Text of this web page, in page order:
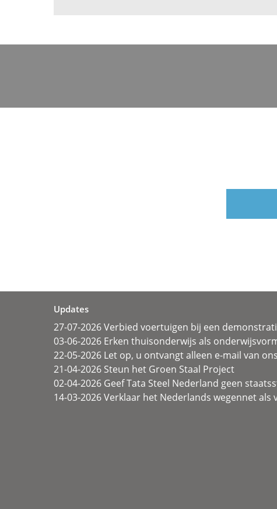
Updates
27-07-2026 Verbied voertuigen bij een
03-06-2026 Erken thuisonderwijs als
22-05-2026 Let op, u ontvangt alleen e-mail van
21-04-2026 Steun het Groen Staal Project
02-04-2026 Geef Tata Steel Nederland geen
14-03-2026 Verklaar het Nederlands wegennet als